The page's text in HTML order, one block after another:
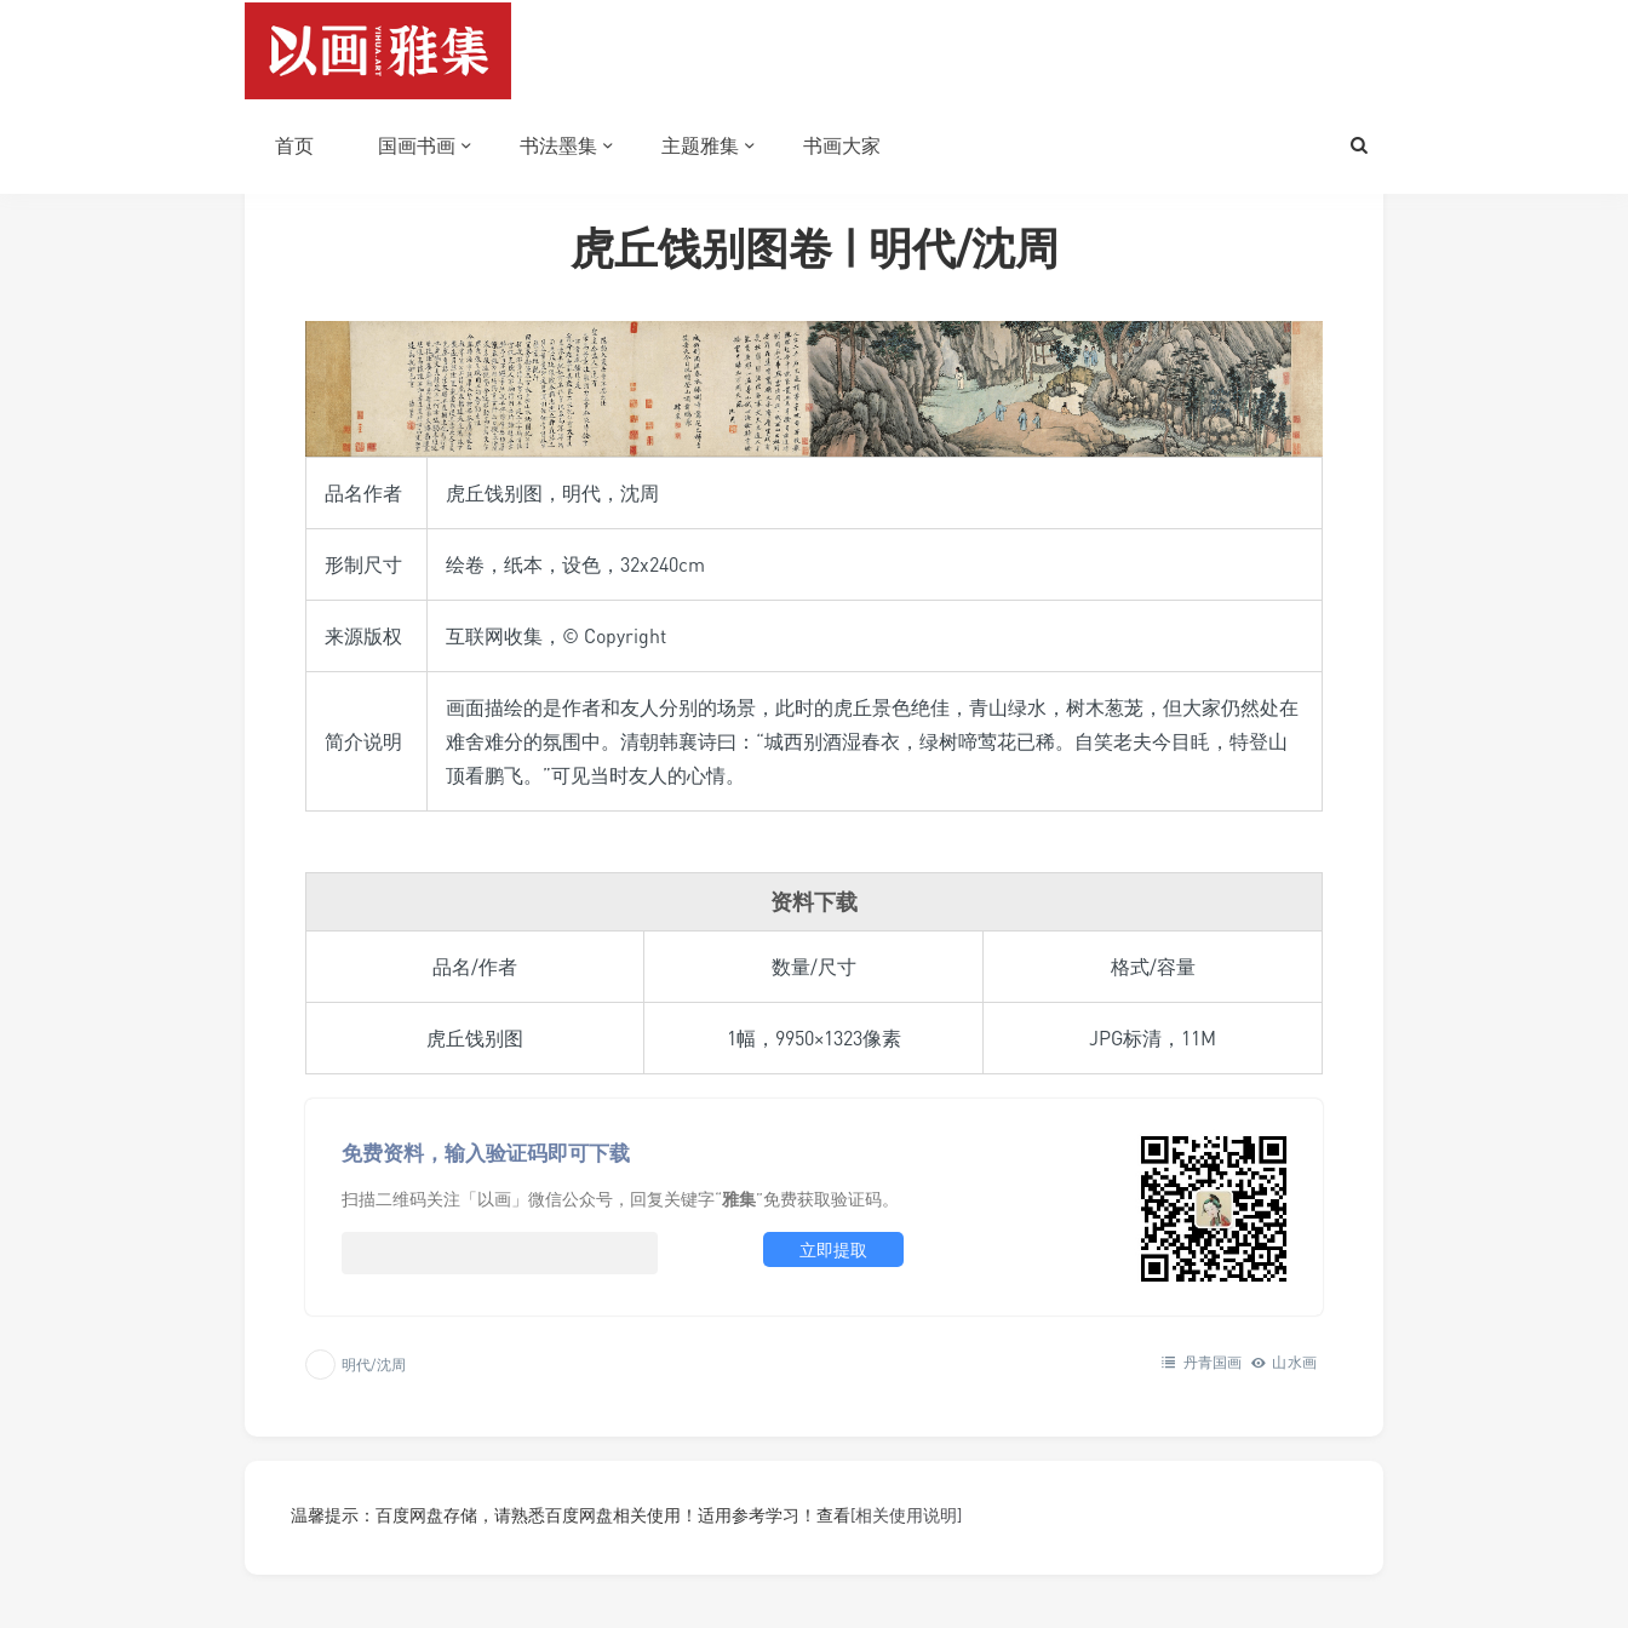
首页 国画书画 书法墨集 主题雅集 书画大家
虎丘饯别图卷 | 明代/沈周
品名作者 虎丘饯别图，明代，沈周
形制尺寸 绘卷，纸本，设色，32x240cm
来源版权 互联网收集，© Copyright
简介说明
画面描绘的是作者和友人分别的场景，此时的虎丘景色绝佳，青山绿水，树木葱茏，但大家仍然处在
难舍难分的氛围中。清朝韩襄诗曰：“城西别酒湿春衣，绿树啼莺花已稀。自笑老夫今目眊，特登山
顶看鹏飞。”可见当时友人的心情。
资料下载
品名/作者 数量/尺寸 格式/容量
虎丘饯别图 1幅，9950×1323像素 JPG标清，11M
免费资料，输入验证码即可下载
扫描二维码关注「以画」微信公众号，回复关键字“雅集”免费获取验证码。
立即提取
明代/沈周 山水画
丹青国画
温馨提示：百度网盘存储，请熟悉百度网盘相关使用！适用参考学习！查看[相关使用说明]